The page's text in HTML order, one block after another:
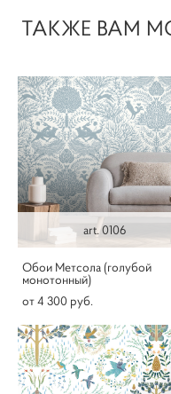
ТАКЖЕ ВАМ
art. 0106
Обои Метсола (голубой
монотонный)
от 4 300 pуб.